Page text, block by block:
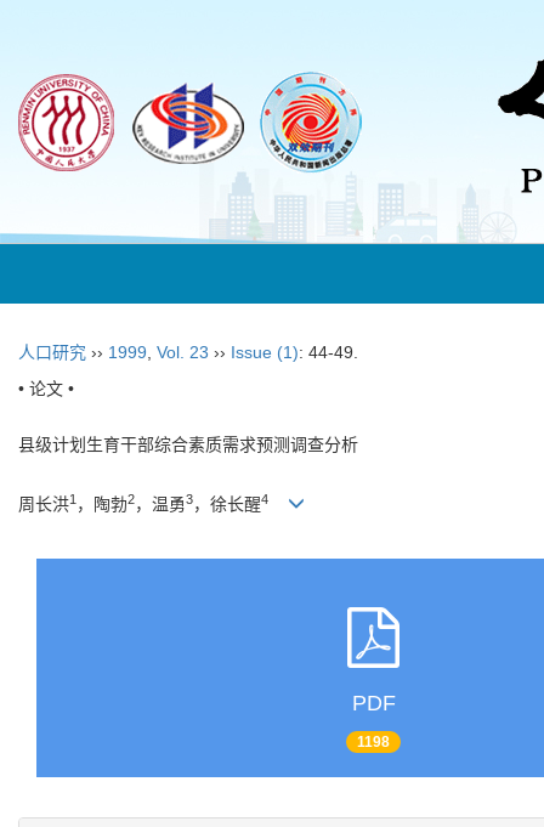
人口研究 ›› 1999 Vol. 23 ›› Issue (1): 44-49.
• 论文 •
县级计划生育干部综合素质需求预测调查分析
周长洪1 ，陶勃2，温勇3，徐长醒4
PDF
1198